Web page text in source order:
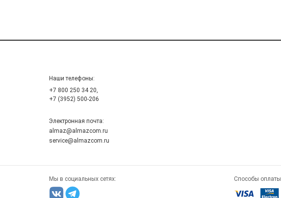
Наши телефоны:
+7 800 250 34 20,
+7 (3952) 500-206
Электронная почта:
almaz@almazcom.ru
service@almazcom.ru
Мы в социальных сетях: Способы оплаты